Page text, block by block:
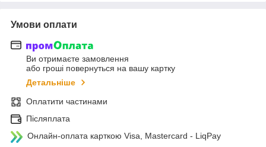
Умови оплати
Ви отримаєте замовлення
або гроші повернуться на вашу картку
Детальніше
Оплатити частинами
Післяплата
Онлайн-оплата карткою Visa, Mastercard - LiqPay